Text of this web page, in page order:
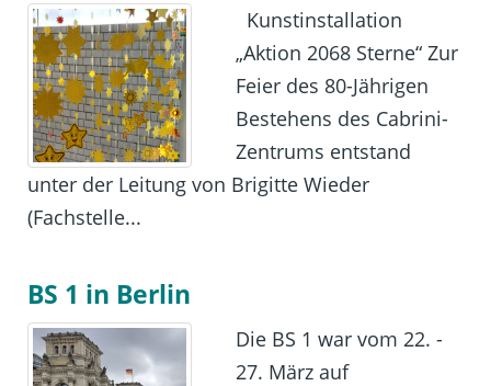
Kunstinstallation
„Aktion 2068 Sterne“ Zur
Feier des 80-Jährigen
Bestehens des Cabrini-
Zentrums entstand
unter der Leitung von Brigitte Wieder
(Fachstelle...
BS 1 in Berlin
Die BS 1 war vom 22. -
27. März auf